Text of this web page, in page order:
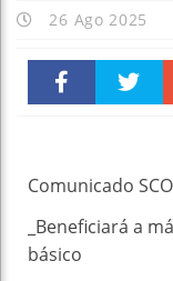
26 Ago 2025
Comunicado
_Beneficiará a
básico